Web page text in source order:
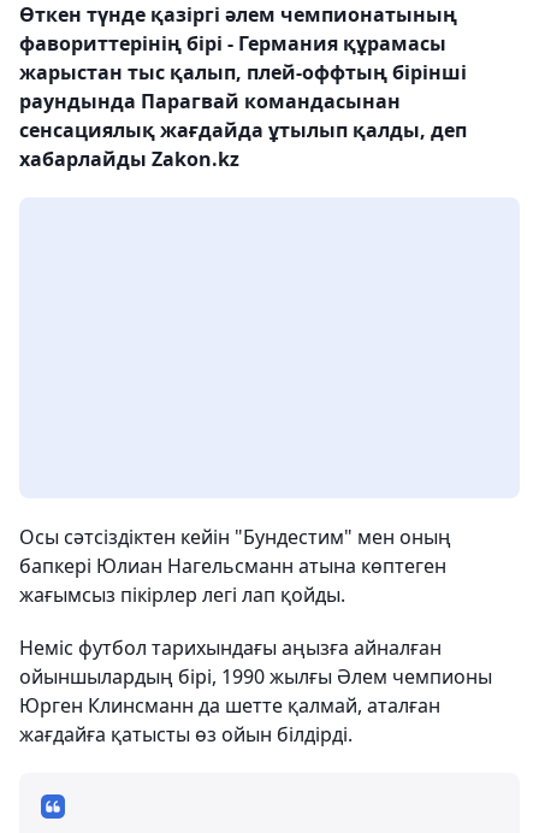
Өткен түнде қазіргі әлем чемпионатының
фавориттерінің бірі - Германия құрамасы
жарыстан тыс қалып, плей-оффтың бірінші
раундында Парагвай командасынан
сенсациялық жағдайда ұтылып қалды, деп
хабарлайды Zakon.kz
Осы сәтсіздіктен кейін "Бундестим" мен оның
бапкері Юлиан Нагельсманн атына көптеген
жағымсыз пікірлер легі лап қойды.
Неміс футбол тарихындағы аңызға айналған
ойыншылардың бірі, 1990 жылғы Әлем чемпионы
Юрген Клинсманн да шетте қалмай, аталған
жағдайға қатысты өз ойын білдірді.